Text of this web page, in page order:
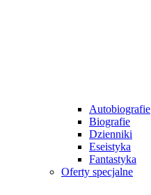
Autobiografie
Biografie
Dzienniki
Eseistyka
Fantastyka
Oferty specjalne